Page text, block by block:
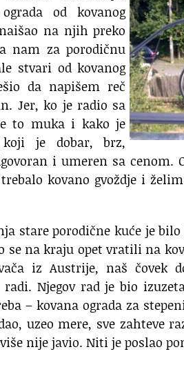
od kovanog
na njih preko
nam za porodičnu
stvari od kovanog
da napišem reč
Jer, ko je radio sa
to muka i kako je
je dobar, brz,
i umeren sa
kovano gvoždje i
stare porodične kuće je
se na kraju opet vratili na
iz Austrije, naš čovek
Njegov rad je bio
– kovana ograda za
uzeo mere, sve zahteve
nije javio. Niti je poslao